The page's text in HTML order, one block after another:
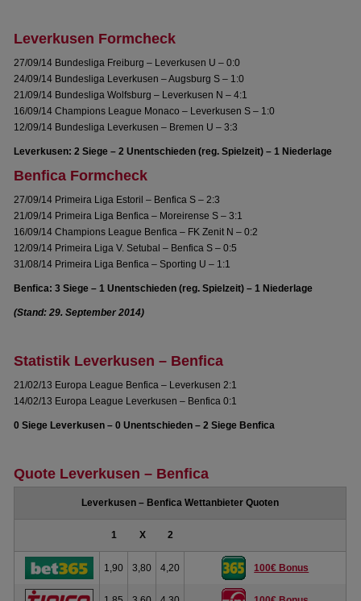
Leverkusen Formcheck
27/09/14 Bundesliga Freiburg – Leverkusen U – 0:0
24/09/14 Bundesliga Leverkusen – Augsburg S – 1:0
21/09/14 Bundesliga Wolfsburg – Leverkusen N – 4:1
16/09/14 Champions League Monaco – Leverkusen S – 1:0
12/09/14 Bundesliga Leverkusen – Bremen U – 3:3
Leverkusen: 2 Siege – 2 Unentschieden (reg. Spielzeit) – 1 Niederlage
Benfica Formcheck
27/09/14 Primeira Liga Estoril – Benfica S – 2:3
21/09/14 Primeira Liga Benfica – Moreirense S – 3:1
16/09/14 Champions League Benfica – FK Zenit N – 0:2
12/09/14 Primeira Liga V. Setubal – Benfica S – 0:5
31/08/14 Primeira Liga Benfica – Sporting U – 1:1
Benfica: 3 Siege – 1 Unentschieden (reg. Spielzeit) – 1 Niederlage
(Stand: 29. September 2014)
Statistik Leverkusen – Benfica
21/02/13 Europa League Benfica – Leverkusen 2:1
14/02/13 Europa League Leverkusen – Benfica 0:1
0 Siege Leverkusen – 0 Unentschieden – 2 Siege Benfica
Quote Leverkusen – Benfica
Leverkusen – Benfica Wettanbieter Quoten
1 X 2
1,90 3,80 4,20 100€ Bonus